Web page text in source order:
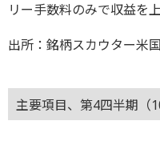
リー手数料のみで収益を
出所：銘柄スカウター米
主要項目、第4四半期（